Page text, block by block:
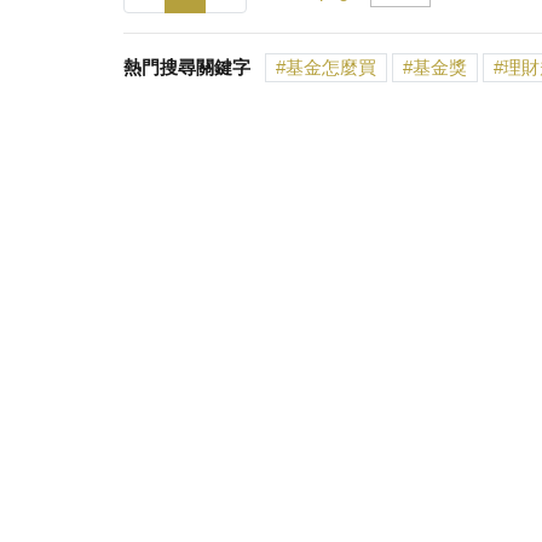
熱門搜尋關鍵字 基金怎麼買 基金獎 理財